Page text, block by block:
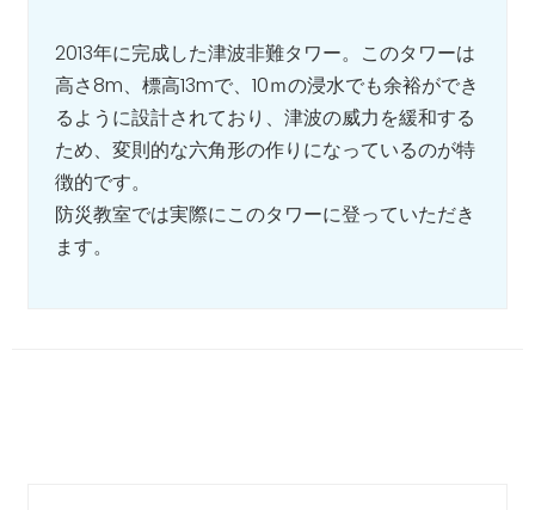
2013年に完成した津波非難タワー。このタワーは
高さ8m、標高13mで、10ｍの浸水でも余裕ができ
るように設計されており、津波の威力を緩和する
ため、変則的な六角形の作りになっているのが特
徴的です。
防災教室では実際にこのタワーに登っていただき
ます。